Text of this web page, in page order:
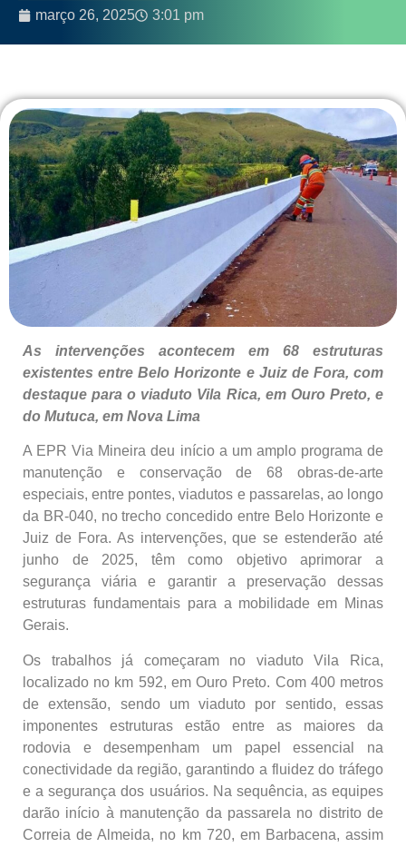
março 26, 2025 3:01 pm
As intervenções acontecem em 68 estruturas
existentes entre Belo Horizonte e Juiz de Fora, com
destaque para o viaduto Vila Rica, em Ouro Preto, e
do Mutuca, em Nova Lima
A EPR Via Mineira deu início a um amplo programa de
manutenção e conservação de 68 obras-de-arte
especiais, entre pontes, viadutos e passarelas, ao longo
da BR-040, no trecho concedido entre Belo Horizonte e
Juiz de Fora. As intervenções, que se estenderão até
junho de 2025, têm como objetivo aprimorar a
segurança viária e garantir a preservação dessas
estruturas fundamentais para a mobilidade em Minas
Gerais.
Os trabalhos já começaram no viaduto Vila Rica,
localizado no km 592, em Ouro Preto. Com 400 metros
de extensão, sendo um viaduto por sentido, essas
imponentes estruturas estão entre as maiores da
rodovia e desempenham um papel essencial na
conectividade da região, garantindo a fluidez do tráfego
e a segurança dos usuários. Na sequência, as equipes
darão início à manutenção da passarela no distrito de
Correia de Almeida, no km 720, em Barbacena, assim